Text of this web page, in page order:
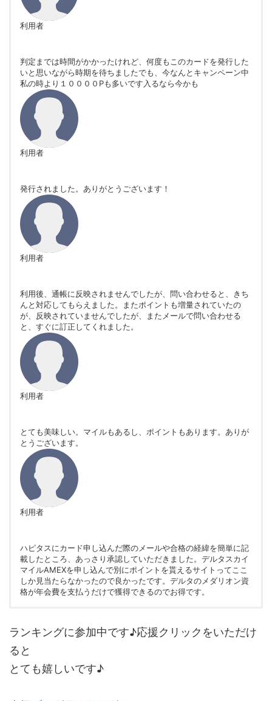
利用者
判定までは時間がかかったけれど、何度もこのカードを発行した
いと思いながら時期を待ちましたでも、今なんとキャンペーン中
私の時より１００００Pも多いです入るなら今かも
利用者
発行されました。ありがとうございます！
利用者
利用後、通帳に反映されませんでしたが、問い合わせると、きち
んと対応してもらえました。またポイントも増量されていたの
が、反映されていませんでしたが、またメールで問い合わせる
と、すぐに訂正してくれました。
利用者
とても美味しい。マイルもあるし、ポイントもあります。ありが
とうございます。
利用者
ハピタスにカード申し込んだ際のメールや合格の経緯を簡単に記
載したところ、あっさり承認していただきました。デルタスカイ
マイルAMEXを申し込んで別にポイントを貰えるサイトってここ
しか見当たらなかったので良かったです。デルタのメダリオン資
格が年会費を支払うだけで獲得できるのでお得です。
ランキングに参加中です♪応援クリックをいただけ
ると
とても嬉しいです♪